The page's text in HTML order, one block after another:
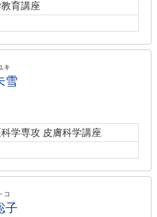
育講座
キ
雪
学専攻 皮膚科学講座
コ
子